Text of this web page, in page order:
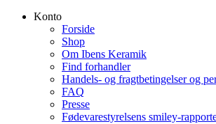
Konto
Forside
Shop
Om Ibens Keramik
Find forhandler
Handels- og fragtbetingelser og
FAQ
Presse
Fødevarestyrelsens smiley-